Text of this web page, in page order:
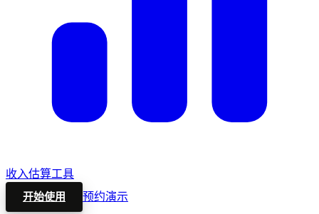
收入估算工具
开始使用 预约演示